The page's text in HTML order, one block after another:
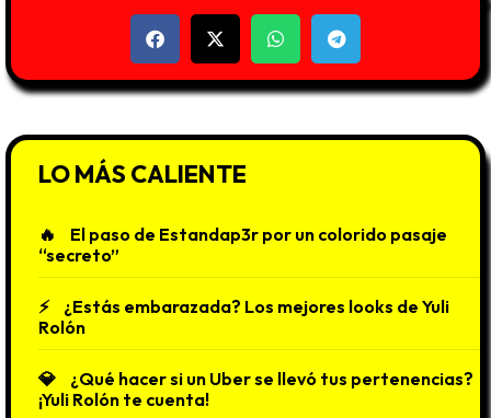
LO MÁS CALIENTE
El paso de Estandap3r por un colorido pasaje
“secreto”
¿Estás embarazada? Los mejores looks de Yuli
Rolón
¿Qué hacer si un Uber se llevó tus pertenencias?
¡Yuli Rolón te cuenta!